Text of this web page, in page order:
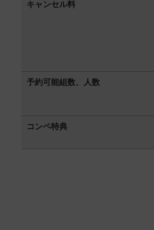
キャンセル料
予約可能組数、人数
コンペ特典